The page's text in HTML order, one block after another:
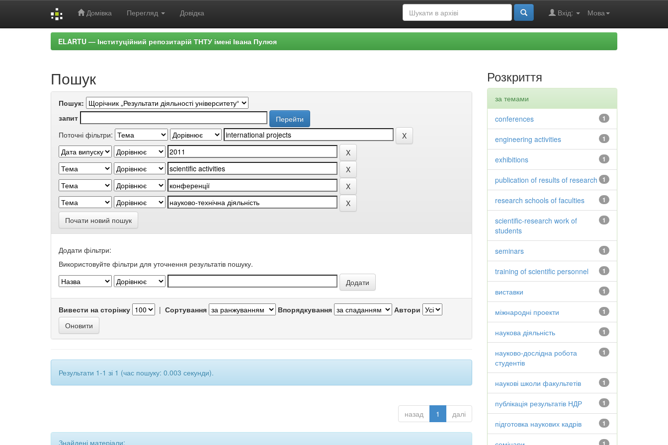
Домівка Перегляд Довідка Мова
Вхід:
ELARTU — Інституційний репозитарій ТНТУ імені Івана Пулюя
Пошук
Пошук:
запит
Поточні фільтри:
Почати новий пошук
Додати фільтри:
Використовуйте фільтри для уточнення результатів пошуку.
Вивести на сторінку | Сортування Впорядкування Автори
Результати 1-1 зі 1 (час пошуку: 0.003 секунди).
назад 1 далі
Знайдені матеріали:
Розкриття
за темами
1
conferences
1
engineering activities
1
exhibitions
1
publication of results of research
1
research schools of faculties
1
scientific-research work of
students
1
seminars
1
training of scientific personnel
1
виставки
1
міжнародні проекти
1
наукова діяльність
1
науково-дослідна робота
студентів
1
наукові школи факультетів
1
публікація результатів НДР
1
підготовка наукових кадрів